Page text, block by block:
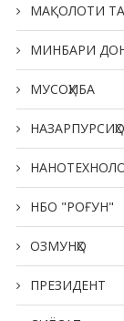
МАҚОЛОТИ
МИНБАРИ
МУСОҲИБА
НАЗАРПУРСИҲО
НБО "РОҒУН"
ОЗМУНҲО
ПРЕЗИДЕНТ